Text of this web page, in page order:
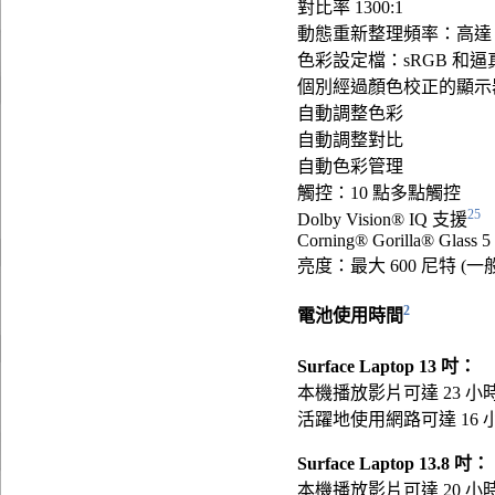
對比率 1300:1
動態重新整理頻率：高達
色彩設定檔：sRGB 和逼
個別經過顏色校正的顯示
自動調整色彩
自動調整對比
自動色彩管理
觸控：10 點多點觸控
Dolby Vision® IQ 支援25
Corning® Gorilla® Glass 5
亮度：最大 600 尼特 (一
電池使用時間2
Surface Laptop 13 吋：
本機播放影片可達 23 小
活躍地使用網路可達 16
Surface Laptop 13.8 吋：
本機播放影片可達 20 小